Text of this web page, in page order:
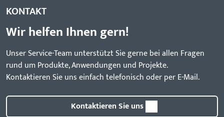
KONTAKT
Wir helfen Ihnen gern!
Unser Service-Team unterstützt Sie gerne bei allen Fragen
rund um Produkte, Anwendungen und Projekte.
Kontaktieren Sie uns einfach telefonisch oder per E-Mail.
Kontaktieren Sie uns